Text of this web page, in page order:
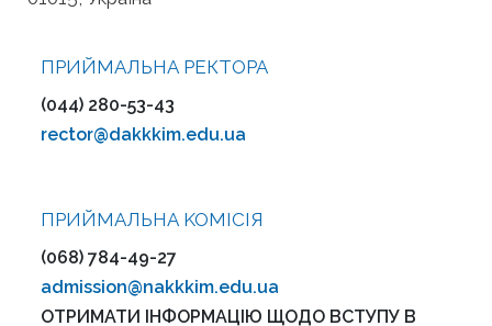
ПРИЙМАЛЬНА РЕКТОРА
(044) 280-53-43
rector@dakkkim.edu.ua
ПРИЙМАЛЬНА KOMІСІЯ
(068) 784-49-27
admission@nakkkim.edu.ua
ОТРИМАТИ ІНФОРМАЦІЮ ЩОДО ВСТУПУ В